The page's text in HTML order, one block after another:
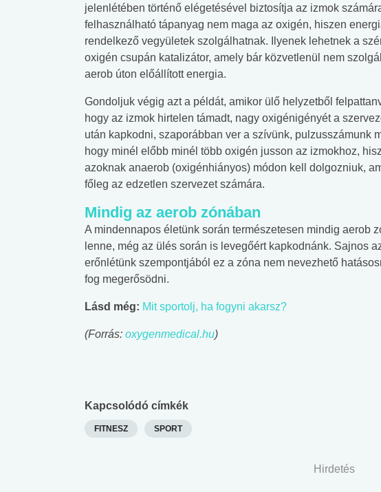
jelenlétében történő elégetésével biztosítja az izmok
felhasználható tápanyag nem maga az oxigén, hiszen
rendelkező vegyületek szolgálhatnak. Ilyenek lehetnek a
oxigén csupán katalizátor, amely bár közvetlenül nem
aerob úton előállított energia.
Gondoljuk végig azt a példát, amikor ülő helyzetből
hogy az izmok hirtelen támadt, nagy oxigénigényét a
után kapkodni, szaporábban ver a szívünk, pulzusszámunk
hogy minél előbb minél több oxigén jusson az izmokhoz,
azoknak anaerob (oxigénhiányos) módon kell dolgozniuk,
főleg az edzetlen szervezet számára.
Mindig az aerob zónában
A mindennapos életünk során természetesen mindig aerob
lenne, még az ülés során is levegőért kapkodnánk. Sajnos
erőnlétünk szempontjából ez a zóna nem nevezhető
fog megerősödni.
Lásd még: Mit sportolj, ha fogyni akarsz?
(Forrás: oxygenmedical.hu)
Kapcsolódó címkék
FITNESZ SPORT
Hirdetés